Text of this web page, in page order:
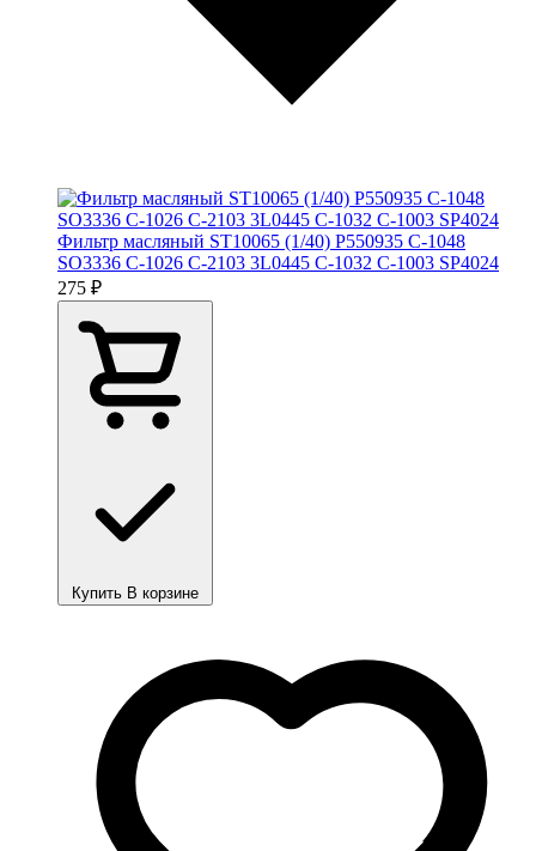
Фильтр масляный ST10065 (1/40) P550935 C-1048
SO3336 C-1026 C-2103 3L0445 C-1032 C-1003 SP4024
275 ₽
Купить В корзине